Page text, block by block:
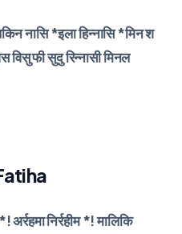
नासि *इला हिन्नासि *मिन श
विसु फी सुदु रिन्नासी मिनल
निर्रहीम *! मालिकि